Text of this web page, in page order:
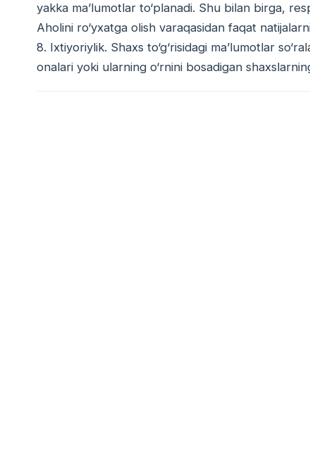
yakka maʼlumotlar to‘planadi. Shu bilan birga,
Aholini ro‘yxatga olish varaqasidan faqat
8. Ixtiyoriylik. Shaxs to‘g‘risidagi maʼlumotlar
onalari yoki ularning o‘rnini bosadigan